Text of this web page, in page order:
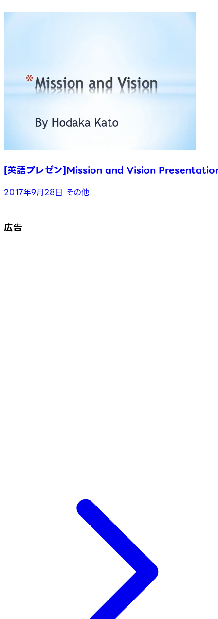
[英語プレゼン]Mission and Vision
2017年9月28日 その他
広告